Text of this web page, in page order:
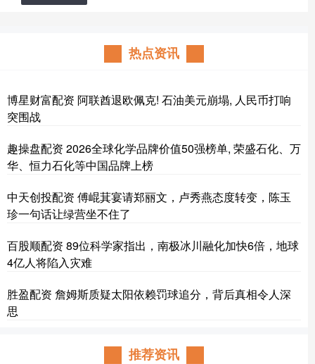
热点资讯
博星财富配资 阿联酋退欧佩克! 石油美元崩塌, 人民币打响
突围战
趣操盘配资 2026全球化学品牌价值50强榜单, 荣盛石化、万
华、恒力石化等中国品牌上榜
中天创投配资 傅崐萁宴请郑丽文，卢秀燕态度转变，陈玉
珍一句话让绿营坐不住了
百股顺配资 89位科学家指出，南极冰川融化加快6倍，地球
4亿人将陷入灾难
胜盈配资 詹姆斯质疑太阳依赖罚球追分，背后真相令人深
思
推荐资讯